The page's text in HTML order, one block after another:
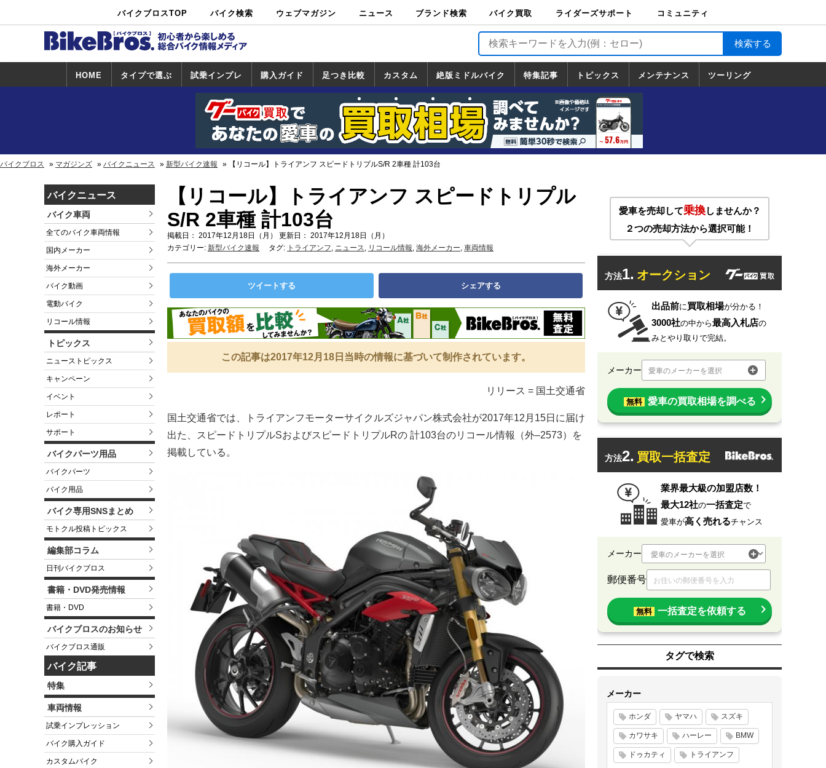
バイクブロスTOP バイク検索
中古バイ
ク・新車検
カタログ検
索
ショップ検
索
ウェブマガジン ニュース ブランド検索 バイク買取
バイク買取
ライダーズサポート
ライダーズサポート
TOP
バイク輸送
バイクガレージライ
フ
バイク車両保険
ロードサービス
バイク試乗
コミュニティ
HOME タイプで選ぶ 試乗インプレ
試乗インプレ
一覧
ホンダ
ヤマハ
スズキ
カワサキ
ハーレー
BMW
トライアンフ
ドゥカティ
購入ガイド
一覧
足つき比較 カスタム
カスタム
一覧
ホンダ
ヤマハ
スズキ
カワサキ
絶版ミドルバイク
絶版ミドルバイク
一覧
ホンダ
ヤマハ
スズキ
カワサキ
特集記事 トピックス
トピックス
一覧
ホンダ
ヤマハ
スズキ
カワサキ
ハーレーダ
ビッドソン
BMW
ドゥカティ
トライアン
フ
メンテナンス ツーリング
道の駅調査隊
ツーリング情報局
日本の道50選
国道めぐり
林道ツーリング
バイクブロス マガジンズ バイクニュース 新型バイク速報 【リコール】トライアンフ スピードトリプルS/R 2車種 計103台
バイクニュース
バイク車両
全てのバイク車両情報
国内メーカー
海外メーカー
バイク動画
電動バイク
リコール情報
トピックス
ニューストピックス
キャンペーン
イベント
レポート
サポート
バイクパーツ用品
バイクパーツ
バイク用品
バイク専用SNSまとめ
モトクル投稿トピックス
編集部コラム
日刊バイクブロス
書籍・DVD発売情報
書籍・DVD
バイクブロスのお知らせ
バイクブロス通販
バイク記事
特集
車両情報
試乗インプレッション
バイク購入ガイド
カスタムバイク
【リコール】トライアンフ スピードトリプル
S/R 2車種 計103台
掲載日： 2017年12月18日（月） 更新日： 2017年12月18日（月）
カテゴリー: 新型バイク速報 タグ: トライアンフ, ニュース, リコール情報, 海外メーカー, 車両情報
ツイートする シェアする
この記事は2017年12月18日当時の情報に基づいて制作されています。
リリース = 国土交通省
国土交通省では、トライアンフモーターサイクルズジャパン株式会社が2017年12月15日に届け
出た、スピードトリプルSおよびスピードトリプルRの 計103台のリコール情報（外–2573）を
掲載している。
愛車を売却して乗換しませんか？
２つの売却方法から選択可能！
方法1. オークション
出品前に買取相場が分かる！
3000社の中から最高入札店の
みとやり取りで完結。
メーカー 愛車のメーカーを選択
無料 愛車の買取相場を調べる
方法2. 買取一括査定
業界最大級の加盟店数！
最大12社の一括査定で
愛車が高く売れるチャンス
メーカー
郵便番号
無料 一括査定を依頼する
タグで検索
メーカー
ホンダ ヤマハ スズキ
カワサキ ハーレー BMW
ドゥカティ トライアンフ